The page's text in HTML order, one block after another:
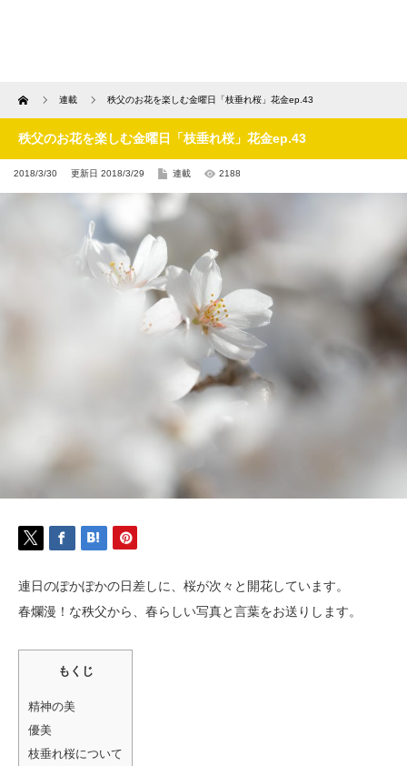
Home 連載 秩父のお花を楽しむ金曜日「枝垂れ桜」花金ep.43
秩父のお花を楽しむ金曜日「枝垂れ桜」花金ep.43
2018/3/30 更新日 2018/3/29 連載 2188
連日のぽかぽかの日差しに、桜が次々と開花しています。
春爛漫！な秩父から、春らしい写真と言葉をお送りします。
もくじ
精神の美
優美
枝垂れ桜について